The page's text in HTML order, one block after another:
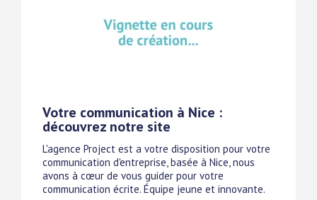
Votre communication à Nice :
découvrez notre site
L'agence Project est a votre disposition pour votre
communication d'entreprise, basée à Nice, nous
avons à cœur de vous guider pour votre
communication écrite. Équipe jeune et innovante.